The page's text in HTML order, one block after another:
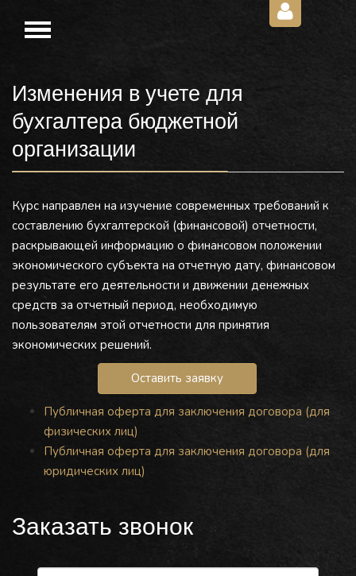
Изменения в учете для
бухгалтера бюджетной
организации
Курс направлен на изучение современных требований к
составлению бухгалтерской (финансовой) отчетности,
раскрывающей информацию о финансовом положении
экономического субъекта на отчетную дату, финансовом
результате его деятельности и движении денежных
средств за отчетный период, необходимую
пользователям этой отчетности для принятия
экономических решений.
Оставить заявку
Публичная оферта для заключения договора (для
физических лиц)
Публичная оферта для заключения договора (для
юридических лиц)
Заказать звонок